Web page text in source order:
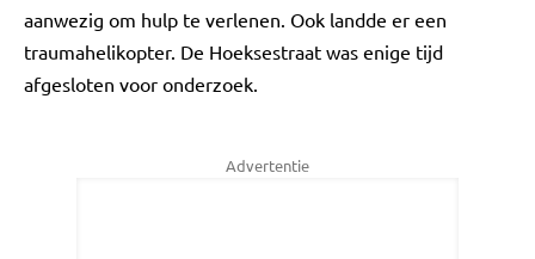
aanwezig om hulp te verlenen. Ook landde er een
traumahelikopter. De Hoeksestraat was enige tijd
afgesloten voor onderzoek.
Advertentie